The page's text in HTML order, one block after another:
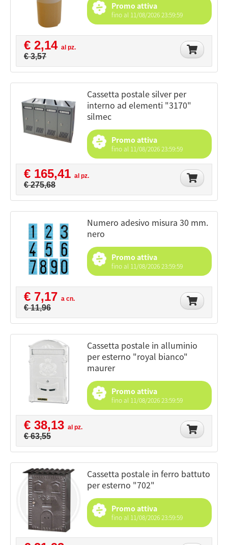
Promo attiva
fino al 11/08/2026 23:59:59
€ 2,14 al pz.
€ 3,57
cassetta postale silver per
interno ad elementi "3170"
silmec
Promo attiva
fino al 11/08/2026 23:59:59
€ 165,41 al pz.
€ 275,68
numero adesivo misura 30 mm.
nero
Promo attiva
fino al 11/08/2026 23:59:59
€ 7,17 a cn.
€ 11,96
cassetta postale in alluminio
per esterno "royal bianco"
maurer
Promo attiva
fino al 11/08/2026 23:59:59
€ 38,13 al pz.
€ 63,55
cassetta postale in ferro battuto
per esterno "702"
Promo attiva
fino al 11/08/2026 23:59:59